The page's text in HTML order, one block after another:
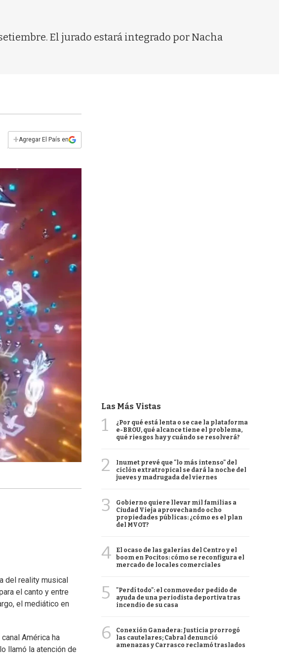
El jurado estará integrado por Nacha
+Agregar El País en
del reality musical
el canto y entre
el mediático en
América ha
llamó la atención de
Las Más Vistas
1
¿Por qué está lenta o se cae la plataforma
e-BROU, qué alcance tiene el problema,
qué riesgos hay y cuándo se resolverá?
2
Inumet prevé que "lo más intenso" del
ciclón extratropical se dará la noche del
jueves y madrugada del viernes
3
Gobierno quiere llevar mil familias a
Ciudad Vieja aprovechando ocho
propiedades públicas: ¿cómo es el plan
del MVOT?
4
El ocaso de las galerías del Centro y el
boom en Pocitos: cómo se reconfigura el
mercado de locales comerciales
5
"Perdí todo": el conmovedor pedido de
ayuda de una periodista deportiva tras
incendio de su casa
6
Conexión Ganadera: Justicia prorrogó
las cautelares; Cabral denunció
amenazas y Carrasco reclamó traslados